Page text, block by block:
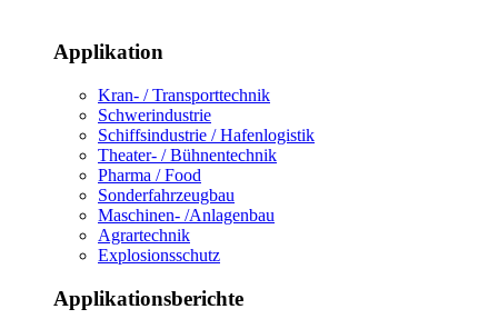
Applikation
Kran- / Transporttechnik
Schwerindustrie
Schiffsindustrie / Hafenlogistik
Theater- / Bühnentechnik
Pharma / Food
Sonderfahrzeugbau
Maschinen- /Anlagenbau
Agrartechnik
Explosionsschutz
Applikationsberichte